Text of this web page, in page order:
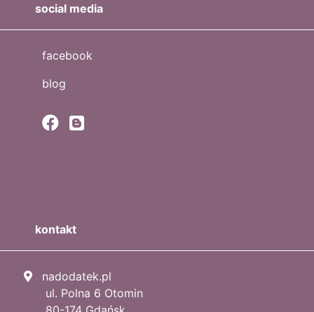
social media
facebook
blog
kontakt
nadodatek.pl
ul. Polna 6 Otomin